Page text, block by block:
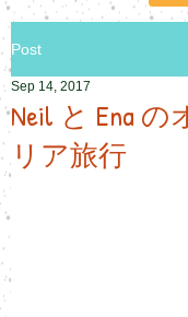
Post
Neil と Ena
リア旅行
Sep 14, 2017